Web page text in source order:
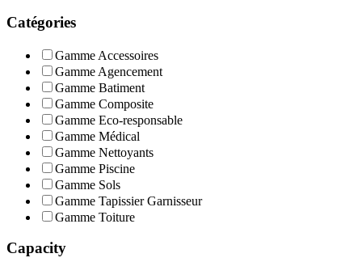
Catégories
Gamme Accessoires
Gamme Agencement
Gamme Batiment
Gamme Composite
Gamme Eco-responsable
Gamme Médical
Gamme Nettoyants
Gamme Piscine
Gamme Sols
Gamme Tapissier Garnisseur
Gamme Toiture
Capacity